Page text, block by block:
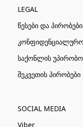
LEGAL
წესები და პირობები
შეკვეთის პირობები
SOCIAL MEDIA
Viber